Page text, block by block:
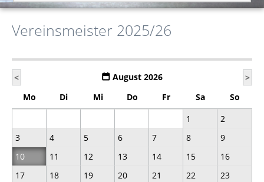
Vereinsmeister 2025/26
< August 2026
>
Mo
Di Mi Do Fr Sa
So
1
2
3
4 5 6 7 8
9
10
11 12 13 14 15
16
17
18 19 20 21 22
23